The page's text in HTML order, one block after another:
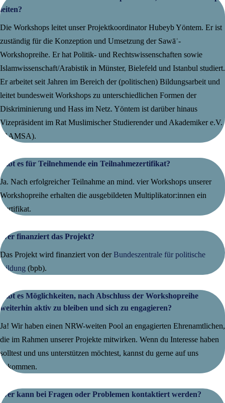
leiten?
Die Workshops leitet unser Projektkoordinator Hubeyb Yöntem. Er ist
zuständig für die Konzeption und Umsetzung der Sawāʾ-
Workshopreihe. Er hat Politik- und Rechtswissenschaften sowie
Islamwissenschaft/Arabistik in Münster, Bielefeld und Istanbul studiert.
Er arbeitet seit Jahren im Bereich der (politischen) Bildungsarbeit und
leitet bundesweit Workshops zu unterschiedlichen Formen der
Diskriminierung und Hass im Netz. Yöntem ist darüber hinaus
Vizepräsident im Rat Muslimischer Studierender und Akademiker e.V.
(RAMSA).
Gibt es für Teilnehmende ein Teilnahmezertifikat?
Ja. Nach erfolgreicher Teilnahme an mind. vier Workshops unserer
Workshopreihe erhalten die ausgebildeten Multiplikator:innen ein
Zertifikat.
Wer finanziert das Projekt?
Das Projekt wird finanziert von derBundeszentrale für politische
Bildung (bpb).
Gibt es Möglichkeiten, nach Abschluss der Workshopreihe
weiterhin aktiv zu bleiben und sich zu engagieren?
Ja! Wir haben einen NRW-weiten Pool an engagierten Ehrenamtlichen,
die im Rahmen unserer Projekte mitwirken. Wenn du Interesse haben
solltest und uns unterstützen möchtest, kannst du gerne auf uns
zukommen.
Wer kann bei Fragen oder Problemen kontaktiert werden?